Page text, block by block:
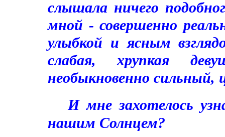
слышала ничего
мной - совершенно
улыбкой и ясным
слабая, хрупкая
необыкновенно
И мне захотелось
нашим Солнцем?